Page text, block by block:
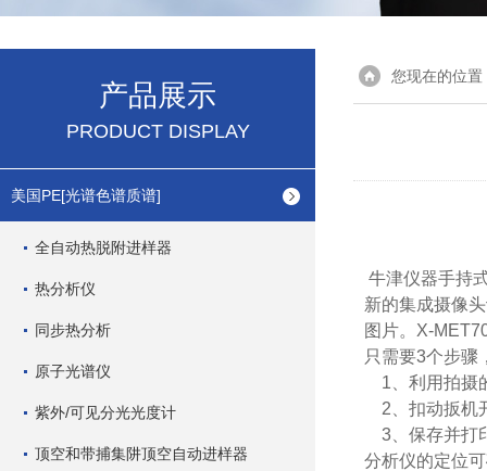
产品展示
PRODUCT DISPLAY
美国PE[光谱色谱质谱]
全自动热脱附进样器
热分析仪
同步热分析
原子光谱仪
紫外/可见分光光度计
顶空和带捕集阱顶空自动进样器
您现在的位置
牛津仪器手持
新的集成摄像
图片。X-
只需要3个步骤
1、利用拍摄
2、扣动扳机
3、保存并打
分析仪的定位